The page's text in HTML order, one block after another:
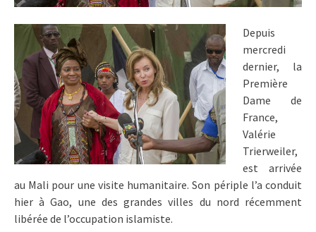
Depuis
mercredi
dernier, la
Première
Dame de
France,
Valérie
Trierweiler,
est arrivée
au Mali pour une visite humanitaire. Son périple l’a conduit
hier à Gao, une des grandes villes du nord récemment
libérée de l’occupation islamiste.